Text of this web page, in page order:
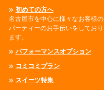
初めての方へ
名古屋市を中心に様々なお客様の
パーティーのお手伝いをしており
ます。
パフォーマンスオプション
コミコミプラン
スイーツ特集